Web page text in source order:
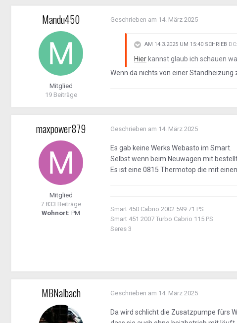
Mandu450
Mitglied
19 Beiträge
Geschrieben am 14. März 2025
AM 14.3.2025 UM 15:40 SCHRIEB DC:
Hier kannst glaub ich schauen
Wenn da nichts von einer
maxpower879
Mitglied
7.833 Beiträge
Wohnort: PM
Geschrieben am 14. März 2025
Es gab keine Werks Webasto im Smart.
Selbst wenn beim Neuwagen mit
Es ist eine 0815 Thermotop die mit
Smart 450 Cabrio 2002 599 71 PS
Smart 451 2007 Turbo Cabrio 115 PS
Seres 3
MBNalbach Geschrieben am 14. März 2025
Da wird schlicht die Zusatzpumpe fürs